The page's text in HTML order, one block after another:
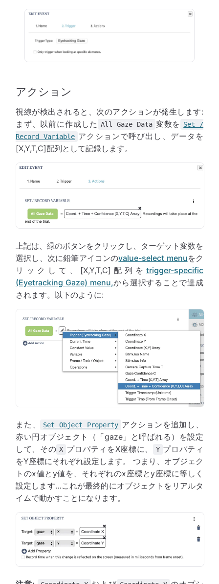
アクション
視線が検出されると、次のアクションが発生します:
まず、以前に作成した All Gaze Data 変数を Set /
Record Variable アクションで呼び出し、データを
[X,Y,T,C]配列として記録します。
上記は、緑のボタンをクリックし、ターゲット変数を
選択し、次に鉛筆アイコンのvalue-select menuをク
リックして、[X,Y,T,C]配列を trigger-specific
(Eyetracking Gaze) menu,から選択することで達成
されます。以下のように:
また、 Set Object Property アクションを追加し、
赤い円オブジェクト（「gaze」と呼ばれる）を設定
して、その X プロパティをX座標に、 Y プロパティ
をY座標にそれぞれ設定します。 つまり、オブジェク
トのx値とy値を、それぞれのx座標とy座標に等しく
設定します…これが最終的にオブジェクトをリアルタ
イムで動かすことになります。